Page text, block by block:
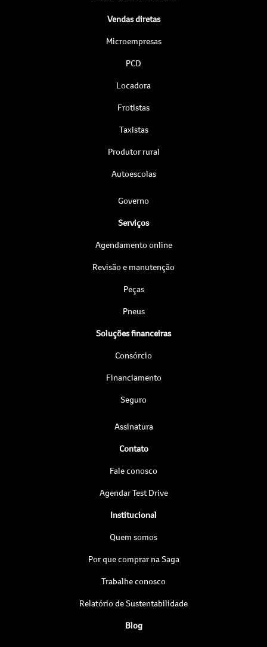
Vendas diretas
Microempresas
PCD
Locadora
Frotistas
Taxistas
Produtor rural
Autoescolas
Governo
Serviços
Agendamento online
Revisão e manutenção
Peças
Pneus
Soluções financeiras
Consórcio
Financiamento
Seguro
Assinatura
Contato
Fale conosco
Agendar Test Drive
Institucional
Quem somos
Por que comprar na Saga
Trabalhe conosco
Relatório de Sustentabilidade
Blog